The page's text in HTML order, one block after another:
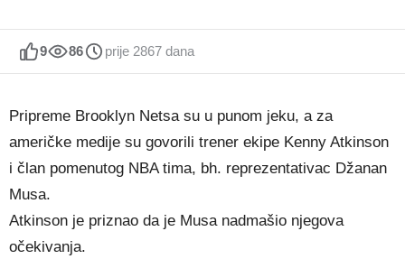
9 86 prije 2867 dana
Pripreme Brooklyn Netsa su u punom jeku, a za
američke medije su govorili trener ekipe Kenny Atkinson
i član pomenutog NBA tima, bh. reprezentativac Džanan
Musa.
Atkinson je priznao da je Musa nadmašio njegova
očekivanja.